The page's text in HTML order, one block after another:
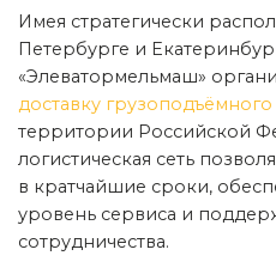
Имея стратегически
Петербурге и
«Элеватормельмаш»
доставку
территории Российской
логистическая сеть
в кратчайшие сроки,
уровень сервиса и
сотрудничества.